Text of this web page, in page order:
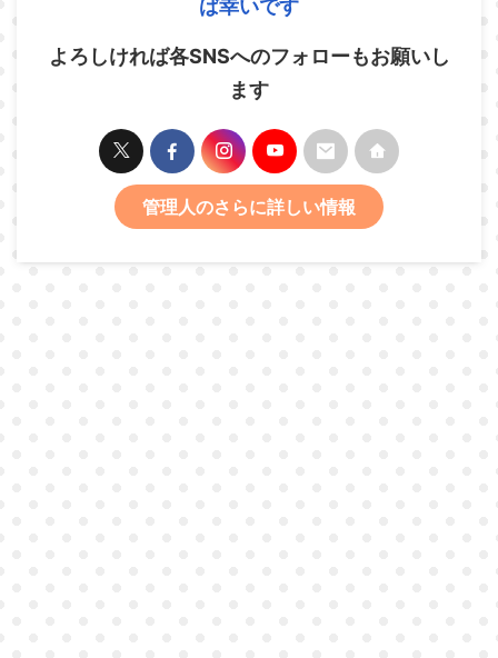
ば幸いです
よろしければ各SNSへのフォローもお願いし
ます
管理人のさらに詳しい情報